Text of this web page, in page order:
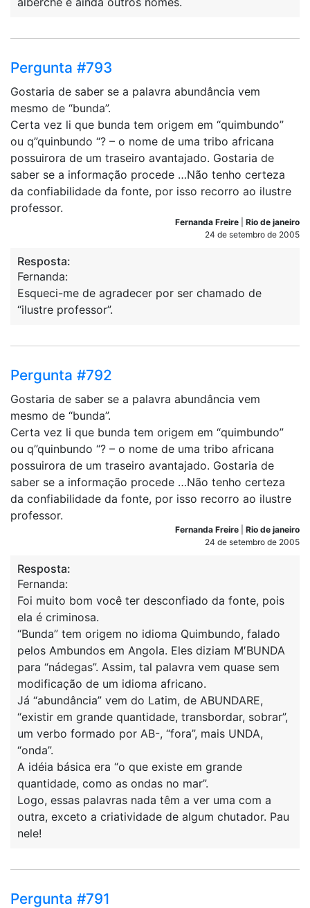
Pergunta #793
Gostaria de saber se a palavra abundância vem
mesmo de “bunda”.
Certa vez li que bunda tem origem em “quimbundo”
ou q”quinbundo “? – o nome de uma tribo africana
possuirora de um traseiro avantajado. Gostaria de
saber se a informação procede …Não tenho certeza
da confiabilidade da fonte, por isso recorro ao ilustre
professor.
Fernanda Freire
Rio de janeiro
24 de setembro de 2005
Resposta:
Fernanda:
Esqueci-me de agradecer por ser chamado de
“ilustre professor”.
Pergunta #792
Gostaria de saber se a palavra abundância vem
mesmo de “bunda”.
Certa vez li que bunda tem origem em “quimbundo”
ou q”quinbundo “? – o nome de uma tribo africana
possuirora de um traseiro avantajado. Gostaria de
saber se a informação procede …Não tenho certeza
da confiabilidade da fonte, por isso recorro ao ilustre
professor.
Fernanda Freire
Rio de janeiro
24 de setembro de 2005
Resposta:
Fernanda:
Foi muito bom você ter desconfiado da fonte, pois
ela é criminosa.
“Bunda” tem origem no idioma Quimbundo, falado
pelos Ambundos em Angola. Eles diziam M′BUNDA
para “nádegas”. Assim, tal palavra vem quase sem
modificação de um idioma africano.
Já “abundância” vem do Latim, de ABUNDARE,
“existir em grande quantidade, transbordar, sobrar”,
um verbo formado por AB-, “fora”, mais UNDA,
“onda”.
A idéia básica era “o que existe em grande
quantidade, como as ondas no mar”.
Logo, essas palavras nada têm a ver uma com a
outra, exceto a criatividade de algum chutador. Pau
nele!
Pergunta #791